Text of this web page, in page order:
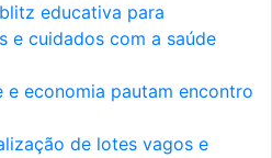
educativa para
e cuidados com a saúde
e economia pautam encontro
de lotes vagos e